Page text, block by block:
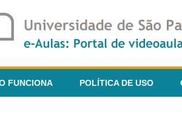
FUNCIONA POLÍTICA DE USO